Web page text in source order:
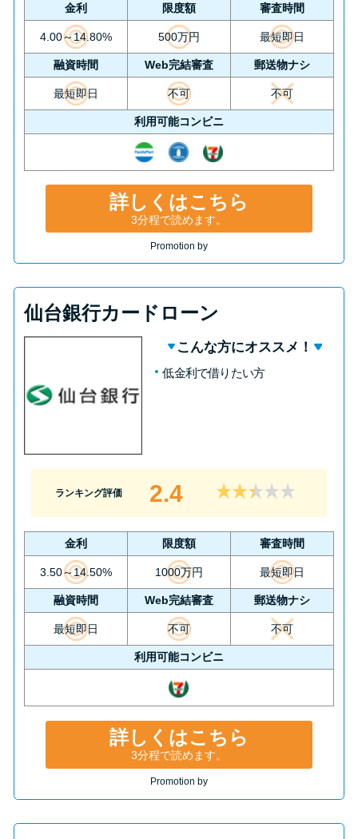
金利 限度額 審査時間
4.00～14.80% 500万円 最短即日
融資時間 Web完結審査 郵送物ナシ
最短即日 不可 不可
利用可能コンビニ
詳しくはこちら
3分程で読めます。
Promotion by
仙台銀行カードローン
こんな方にオススメ！
低金利で借りたい方
ランキング評価 2.4
金利 限度額 審査時間
3.50～14.50% 1000万円 最短即日
融資時間 Web完結審査 郵送物ナシ
最短即日 不可 不可
利用可能コンビニ
詳しくはこちら
3分程で読めます。
Promotion by